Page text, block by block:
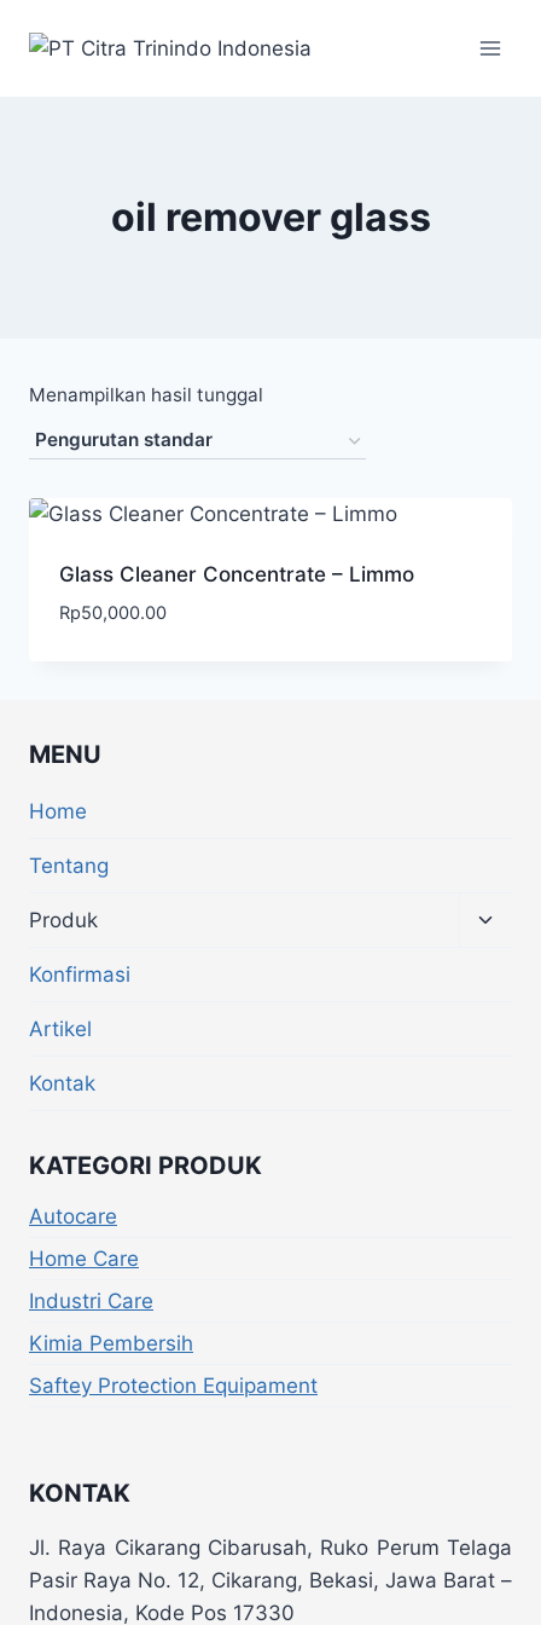
oil remover glass
Menampilkan hasil tunggal
Glass Cleaner Concentrate – Limmo
Rp50,000.00
MENU
Home
Tentang
Produk
Konfirmasi
Artikel
Kontak
KATEGORI PRODUK
Autocare
Home Care
Industri Care
Kimia Pembersih
Saftey Protection Equipament
KONTAK
Jl. Raya Cikarang Cibarusah, Ruko Perum Telaga
Pasir Raya No. 12, Cikarang, Bekasi, Jawa Barat –
Indonesia, Kode Pos 17330